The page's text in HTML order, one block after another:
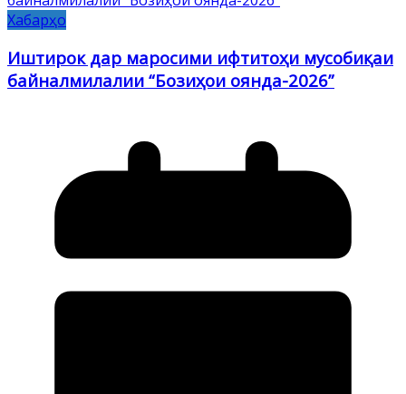
Хабарҳо
Иштирок дар маросими ифтитоҳи мусобиқаи
байналмилалии “Бозиҳои оянда-2026”